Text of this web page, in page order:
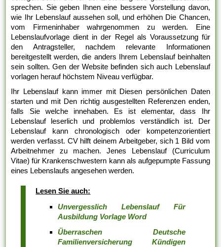
sprechen. Sie geben Ihnen eine bessere Vorstellung davon,
wie Ihr Lebenslauf aussehen soll, und erhöhen Die Chancen,
vom Firmeninhaber wahrgenommen zu werden. Eine
Lebenslaufvorlage dient in der Regel als Voraussetzung für
den Antragsteller, nachdem relevante Informationen
bereitgestellt werden, die anders Ihrem Lebenslauf beinhalten
sein sollten. Gen der Website befinden sich auch Lebenslauf
vorlagen herauf höchstem Niveau verfügbar.
Ihr Lebenslauf kann immer mit Diesen persönlichen Daten
starten und mit Den richtig ausgestellten Referenzen enden,
falls Sie welche innehaben. Es ist elementar, dass Ihr
Lebenslauf leserlich und problemlos verständlich ist. Der
Lebenslauf kann chronologisch oder kompetenzorientiert
werden verfasst. CV hilft deinem Arbeitgeber, sich 1 Bild vom
Arbeitnehmer zu machen. Jenes Lebenslauf (Curriculum
Vitae) für Krankenschwestern kann als aufgepumpte Fassung
eines Lebenslaufs angesehen werden.
Lesen Sie auch:
Unvergesslich Lebenslauf Für
Ausbildung Vorlage Word
Überraschen Deutsche
Familienversicherung Kündigen